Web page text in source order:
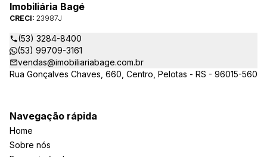
Imobiliária Bagé
CRECI: 23987J
(53) 3284-8400
(53) 99709-3161
vendas@imobiliariabage.com.br
Rua Gonçalves Chaves, 660, Centro, Pelotas - RS - 96015-560
Navegação rápida
Home
Sobre nós